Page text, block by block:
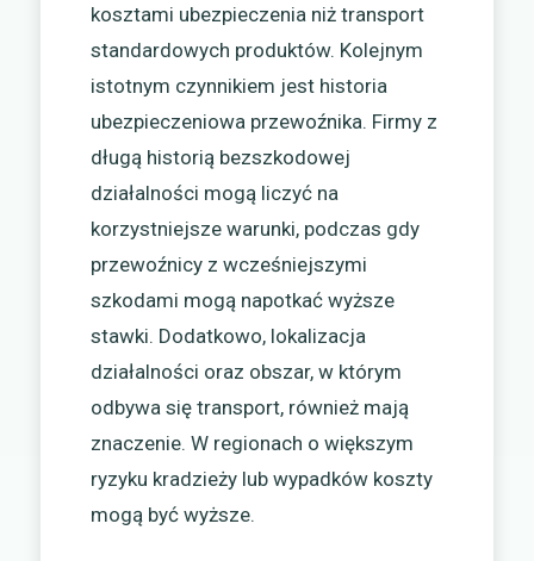
kosztami ubezpieczenia niż transport
standardowych produktów. Kolejnym
istotnym czynnikiem jest historia
ubezpieczeniowa przewoźnika. Firmy z
długą historią bezszkodowej
działalności mogą liczyć na
korzystniejsze warunki, podczas gdy
przewoźnicy z wcześniejszymi
szkodami mogą napotkać wyższe
stawki. Dodatkowo, lokalizacja
działalności oraz obszar, w którym
odbywa się transport, również mają
znaczenie. W regionach o większym
ryzyku kradzieży lub wypadków koszty
mogą być wyższe.